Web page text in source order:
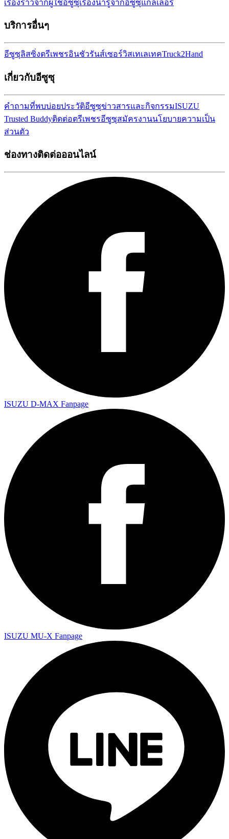
เรื่องราวจากผู้ใช้อีซูซุเรื่องน่ารู้จากอีซูซุแกลเลอรี่
บริการอื่นๆ
อีซูซุลิสซิ่งตรีเพชรอินชัวรันส์เซอร์วิสเทเลเทคTruck2Hand
เกี่ยวกับอีซูซุ
คำถามที่พบบ่อยประวัติอีซูซุข่าวสารและกิจกรรมISUZU
Trusted Buddyติดต่อตรีเพชรอีซูซุสมัครงานนโยบายความเป็น
ส่วนตัว
ช่องทางติดต่อออนไลน์
ISUZU D-MAX Fanpage
ISUZU MU-X Fanpage